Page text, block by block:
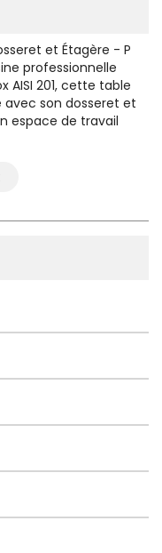
et Étagère - P
professionnelle
AISI 201, cette table
avec son dosseret et
espace de travail